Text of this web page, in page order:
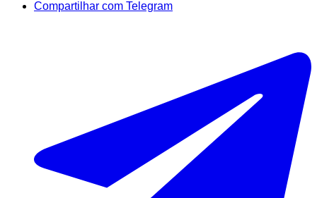
Compartilhar com Telegram